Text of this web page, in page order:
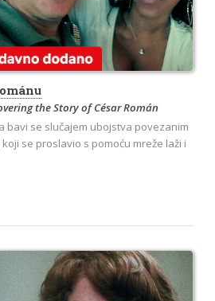
the Story of César Román
bavi se slučajem ubojstva povezanim
se proslavio s pomoću mreže laži i